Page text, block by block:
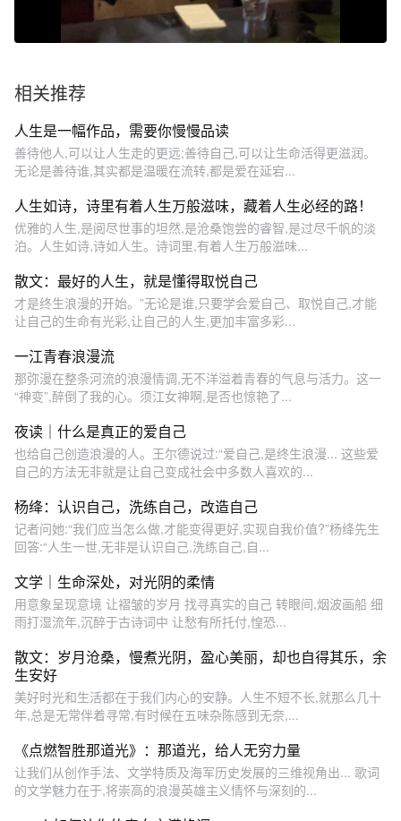
相关推荐
人生是一幅作品，需要你慢慢品读
善待他人,可以让人生走的更远;善待自己,可以让生命活得更滋润。
无论是善待谁,其实都是温暖在流转,都是爱在延宕...
人生如诗，诗里有着人生万般滋味，藏着人生必经的路！
优雅的人生,是阅尽世事的坦然,是沧桑饱尝的睿智,是过尽千帆的淡
泊。人生如诗,诗如人生。诗词里,有着人生万般滋味...
散文：最好的人生，就是懂得取悦自己
才是终生浪漫的开始。”无论是谁,只要学会爱自己、取悦自己,才能
让自己的生命有光彩,让自己的人生,更加丰富多彩...
一江青春浪漫流
那弥漫在整条河流的浪漫情调,无不洋溢着青春的气息与活力。这一
“神变”,醉倒了我的心。须江女神啊,是否也惊艳了...
夜读｜什么是真正的爱自己
也给自己创造浪漫的人。王尔德说过:“爱自己,是终生浪漫... 这些爱
自己的方法无非就是让自己变成社会中多数人喜欢的...
杨绛：认识自己，洗练自己，改造自己
记者问她:“我们应当怎么做,才能变得更好,实现自我价值?”杨绛先生
回答:“人生一世,无非是认识自己,洗练自己,自...
文学｜生命深处，对光阴的柔情
用意象呈现意境 让褶皱的岁月 找寻真实的自己 转眼间,烟波画船 细
雨打湿流年,沉醉于古诗词中 让愁有所托付,惶恐...
散文：岁月沧桑，慢煮光阴，盈心美丽，却也自得其乐，余
生安好
美好时光和生活都在于我们内心的安静。人生不短不长,就那么几十
年,总是无常伴着寻常,有时候在五味杂陈感到无奈,...
《点燃智胜那道光》：那道光，给人无穷力量
让我们从创作手法、文学特质及海军历史发展的三维视角出... 歌词
的文学魅力在于,将崇高的浪漫英雄主义情怀与深刻的...